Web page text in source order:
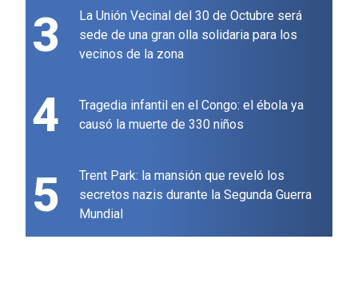
3
La Unión Vecinal del 30 de Octubre será
sede de una gran olla solidaria para los
vecinos de la zona
4
Tragedia infantil en el Congo: el ébola ya
causó la muerte de 330 niños
5
Trent Park: la mansión que reveló los
secretos nazis durante la Segunda Guerra
Mundial